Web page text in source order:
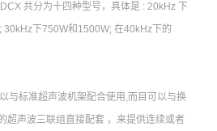
共分为十四种型号，具体是 : 20kHz 下
30kHz下750W和1500W; 在40kHz下的
与标准超声波机架配合使用,而目可以与换
超声波三联组直接配套 ，来提供连续或者